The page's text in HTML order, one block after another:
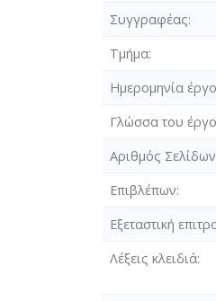
Συγγραφέας
Τμήμα
Ημερομηνία
Γλώσσα του
Αριθμός Σελίδων
Επιβλέπων
Εξεταστική
Λέξεις κλειδιά